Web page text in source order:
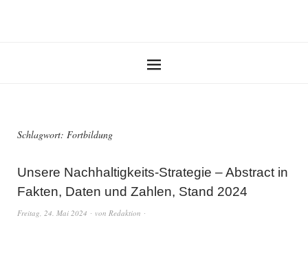
Schlagwort: Fortbildung
Unsere Nachhaltigkeits-Strategie – Abstract in
Fakten, Daten und Zahlen, Stand 2024
Freitag, 24. Mai 2024 von Redaktion